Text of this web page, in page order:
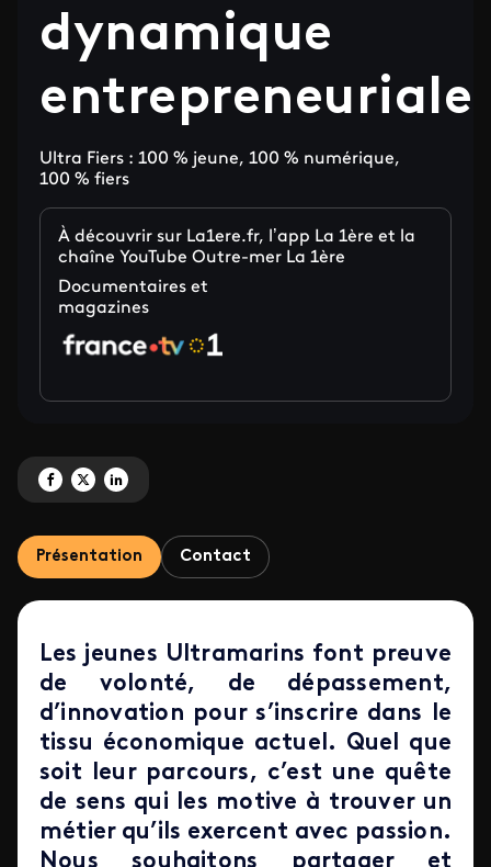
dynamique
entrepreneuriale
Ultra Fiers : 100 % jeune, 100 % numérique,
100 % fiers
À découvrir sur La1ere.fr, l’app La 1ère et la
chaîne YouTube Outre-mer La 1ère
Documentaires et
magazines
Partagez 'Les jeunes Ultramarins au cœur de la dynamique
Partagez 'Les jeunes Ultramarins au cœur de la dynamique
Partagez 'Les jeunes Ultramarins au cœur de la dynamique
Présentation Contact
Les jeunes Ultramarins font preuve
de volonté, de dépassement,
d’innovation pour s’inscrire dans le
tissu économique actuel. Quel que
soit leur parcours, c’est une quête
de sens qui les motive à trouver un
métier qu’ils exercent avec passion.
Nous souhaitons partager et